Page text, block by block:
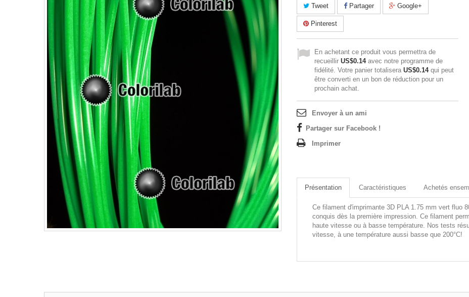
Tweet
Partager Google+
Pinterest
En achetant ce produit vous permettra de
recueillir US$0.14avec notre programme de
fidélité. Votre panier totalisera US$0.14qui peut
être converti en un bon de réduction pour un
prochain achat.
Envoyer à un ami
Partager sur Facebook !
Imprimer
Présentation Caractéristiques Achetés
Ce filament d'imprimante 3D PLA 1.75 mm vert fluo
conquis dès la première impression. Ce filament
haute vitesse ou à basse température. Nos tests
vitesse, à une température aussi basse que 200°C!